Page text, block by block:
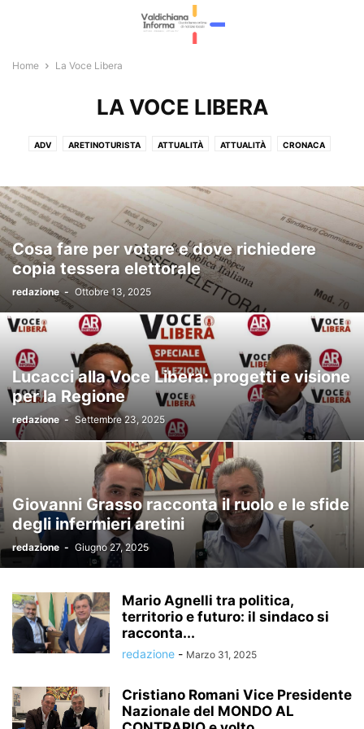
Home La Voce Libera
LA VOCE LIBERA
ADV ARETINOTURISTA ATTUALITÀ ATTUALITÀ CRONACA
ECONOMIA E LAVORO ECONOMIA E LAVORO FOTOGALLERY
GIOSTRA DEL SARACINO ITALIA E ESTERI
LA VOCE LIBERA METEO E VIABILITÀ METEO E VIABILITÀ POLITICA
POLITICA RUBRICHE SPETTACOLI SPORT SPORT
Cosa fare per votare e dove richiedere
copia tessera elettorale
redazione - Ottobre 13, 2025
Lucacci alla Voce Libera: progetti e visione
per la Regione
redazione - Settembre 23, 2025
Giovanni Grasso racconta il ruolo e le sfide
degli infermieri aretini
redazione - Giugno 27, 2025
Mario Agnelli tra politica,
territorio e futuro: il sindaco si
racconta...
redazione - Marzo 31, 2025
Cristiano Romani Vice Presidente
Nazionale del MONDO AL